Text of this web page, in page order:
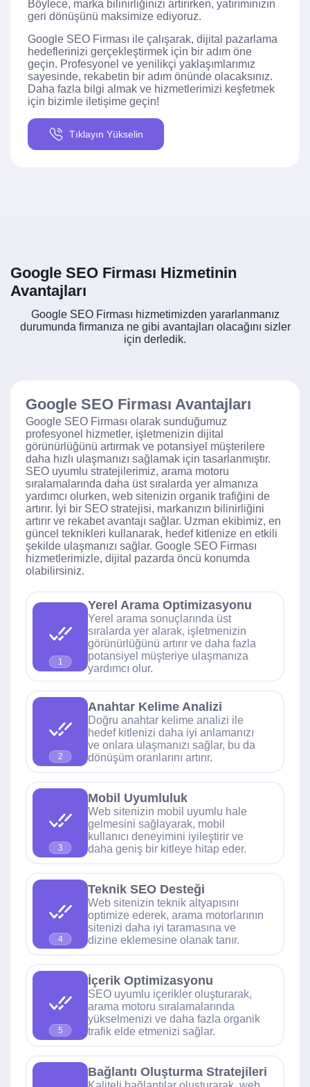
Böylece, marka bilinirliğinizi artırırken, yatırımınızın
geri dönüşünü maksimize ediyoruz.
Google SEO Firması ile çalışarak, dijital pazarlama
hedeflerinizi gerçekleştirmek için bir adım öne
geçin. Profesyonel ve yenilikçi yaklaşımlarımız
sayesinde, rekabetin bir adım önünde olacaksınız.
Daha fazla bilgi almak ve hizmetlerimizi keşfetmek
için bizimle iletişime geçin!
Tıklayın Yükselin
Google SEO Firması Hizmetinin
Avantajları
Google SEO Firması hizmetimizden yararlanmanız
durumunda firmanıza ne gibi avantajları olacağını sizler
için derledik.
Google SEO Firması Avantajları
Google SEO Firması olarak sunduğumuz
profesyonel hizmetler, işletmenizin dijital
görünürlüğünü artırmak ve potansiyel müşterilere
daha hızlı ulaşmanızı sağlamak için tasarlanmıştır.
SEO uyumlu stratejilerimiz, arama motoru
sıralamalarında daha üst sıralarda yer almanıza
yardımcı olurken, web sitenizin organik trafiğini de
artırır. İyi bir SEO stratejisi, markanızın bilinirliğini
artırır ve rekabet avantajı sağlar. Uzman ekibimiz, en
güncel teknikleri kullanarak, hedef kitlenize en etkili
şekilde ulaşmanızı sağlar. Google SEO Firması
hizmetlerimizle, dijital pazarda öncü konumda
olabilirsiniz.
1
Yerel Arama Optimizasyonu
Yerel arama sonuçlarında üst
sıralarda yer alarak, işletmenizin
görünürlüğünü artırır ve daha fazla
potansiyel müşteriye ulaşmanıza
yardımcı olur.
2
Anahtar Kelime Analizi
Doğru anahtar kelime analizi ile
hedef kitlenizi daha iyi anlamanızı
ve onlara ulaşmanızı sağlar, bu da
dönüşüm oranlarını artırır.
3
Mobil Uyumluluk
Web sitenizin mobil uyumlu hale
gelmesini sağlayarak, mobil
kullanıcı deneyimini iyileştirir ve
daha geniş bir kitleye hitap eder.
4
Teknik SEO Desteği
Web sitenizin teknik altyapısını
optimize ederek, arama motorlarının
sitenizi daha iyi taramasına ve
dizine eklemesine olanak tanır.
5
İçerik Optimizasyonu
SEO uyumlu içerikler oluşturarak,
arama motoru sıralamalarında
yükselmenizi ve daha fazla organik
trafik elde etmenizi sağlar.
Bağlantı Oluşturma Stratejileri